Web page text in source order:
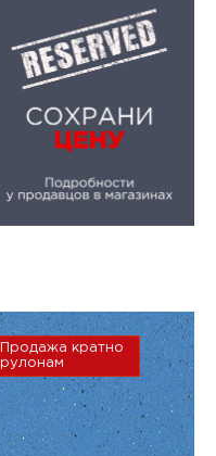
Продажа кратно
рулонам